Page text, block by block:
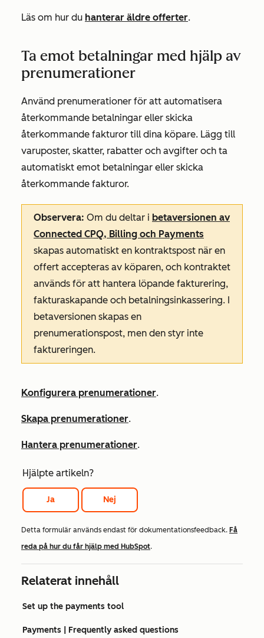
Läs om hur du hanterar äldre offerter.
Ta emot betalningar med hjälp av
prenumerationer
Använd prenumerationer för att automatisera
återkommande betalningar eller skicka
återkommande fakturor till dina köpare. Lägg till
varuposter, skatter, rabatter och avgifter och ta
automatiskt emot betalningar eller skicka
återkommande fakturor.
Observera: Om du deltar i betaversionen av
Connected CPQ, Billing och Payments
skapas automatiskt en kontraktspost när en
offert accepteras av köparen, och kontraktet
används för att hantera löpande fakturering,
fakturaskapande och betalningsinkassering. I
betaversionen skapas en
prenumerationspost, men den styr inte
faktureringen.
Konfigurera prenumerationer.
Skapa prenumerationer.
Hantera prenumerationer.
Hjälpte artikeln?
Ja Nej
Detta formulär används endast för dokumentationsfeedback. Få
reda på hur du får hjälp med HubSpot.
Relaterat innehåll
Set up the payments tool
Payments | Frequently asked questions